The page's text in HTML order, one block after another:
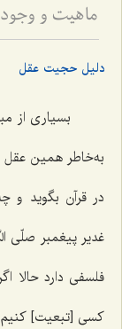
دلیل حجیت عقل
بسیاری از
به‌خاطر همین
در قرآن بگوید و
غدیر پیغمبر صلّی
فلسفی دارد حالا
کسی [تبعیت]